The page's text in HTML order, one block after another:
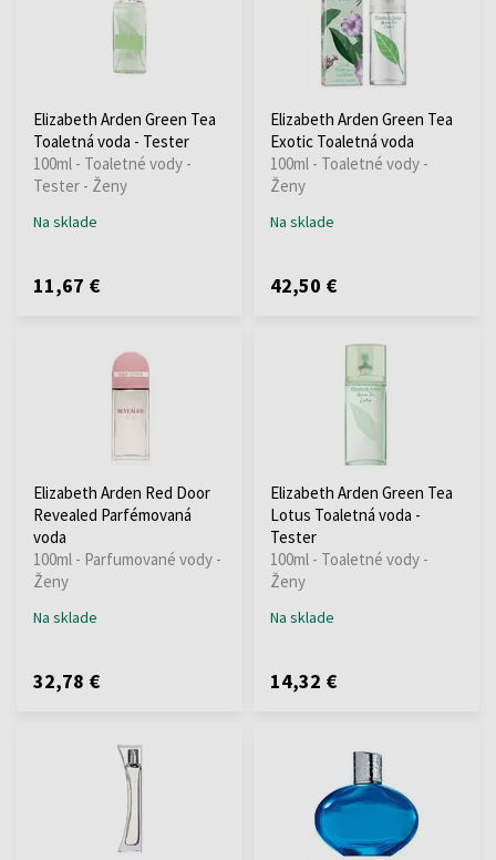
Elizabeth Arden Green Tea
Toaletná voda - Tester
100ml - Toaletné vody -
Tester - Ženy
Na sklade
11,67 €
Elizabeth Arden Green Tea
Exotic Toaletná voda
100ml - Toaletné vody -
Ženy
Na sklade
42,50 €
Elizabeth Arden Red Door
Revealed Parfémovaná
voda
100ml - Parfumované vody -
Ženy
Na sklade
32,78 €
Elizabeth Arden Green Tea
Lotus Toaletná voda -
Tester
100ml - Toaletné vody -
Ženy
Na sklade
14,32 €